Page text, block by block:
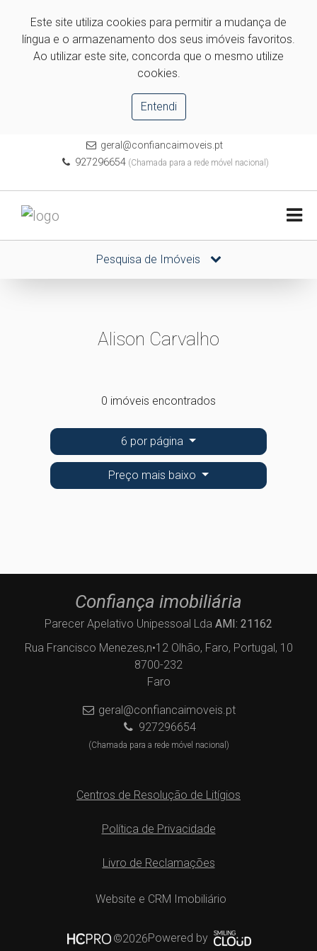
Este site utiliza cookies para permitir a mudança de
língua e o armazenamento dos seus imóveis favoritos.
Ao utilizar este site, concorda que o mesmo utilize
cookies.
Entendi
geral@confiancaimoveis.pt
927296654 (Chamada para a rede móvel nacional)
Pesquisa de Imóveis
Alison Carvalho
0 imóveis encontrados
6 por página
Preço mais baixo
Confiança imobiliária
Parecer Apelativo Unipessoal Lda AMI: 21162
Rua Francisco Menezes,n•12 Olhão, Faro, Portugal, 10
8700-232
Faro
geral@confiancaimoveis.pt
927296654
(Chamada para a rede móvel nacional)
Centros de Resolução de Litígios
Política de Privacidade
Livro de Reclamações
Website e CRM Imobiliário
©2026Powered by